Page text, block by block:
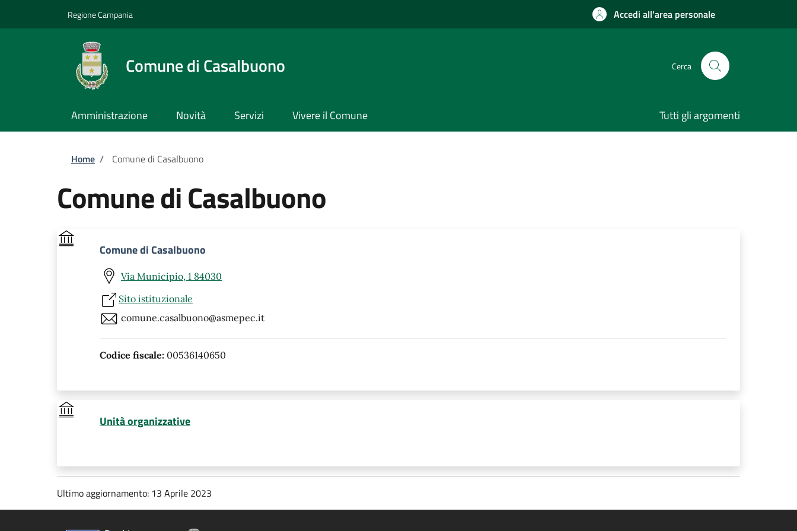
Regione Campania Accedi all'area personale
Comune di Casalbuono Cerca
Amministrazione Novità Servizi Vivere il Comune Tutti gli argomenti
Briciole di pane
Home / Comune di Casalbuono
Comune di Casalbuono
Comune di Casalbuono
Via Municipio, 1 84030
Sito istituzionale
comune.casalbuono@asmepec.it
Codice fiscale: 00536140650
Unità organizzative
Ultimo aggiornamento: 13 Aprile 2023